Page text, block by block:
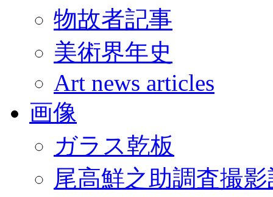
物故者記事
美術界年史
Art news articles
画像
ガラス乾板
尾高鮮之助調査撮